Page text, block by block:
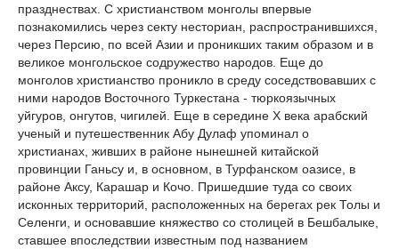
празднествах. С христианством монголы впервые
познакомились через секту несториан, распространившихся,
через Персию, по всей Азии и проникших таким образом и в
великое монгольское содружество народов. Еще до
монголов христианство проникло в среду соседствовавших с
ними народов Восточного Туркестана - тюркоязычных
уйгуров, онгутов, чигилей. Еще в середине Х века арабский
ученый и путешественник Абу Дулаф упоминал о
христианах, живших в районе нынешней китайской
провинции Ганьсу и, в основном, в Турфанском оазисе, в
районе Аксу, Карашар и Кочо. Пришедшие туда со своих
исконных территорий, расположенных на берегах рек Толы и
Селенги, и основавшие княжество со столицей в Бешбалыке,
ставшее впоследствии известным под названием